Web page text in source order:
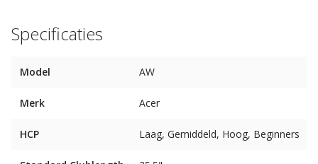
Specificaties
Model AW
Merk Acer
HCP Laag, Gemiddeld, Hoog, Beginners